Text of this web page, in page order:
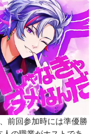
前回参加時には準優勝